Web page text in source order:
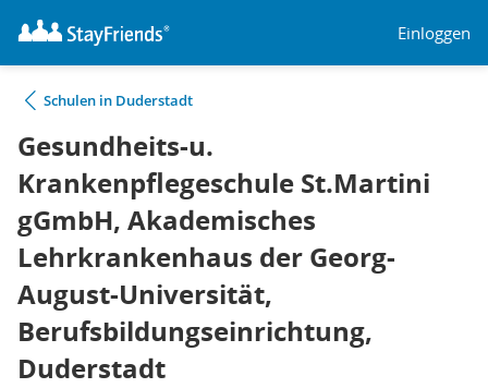
Einloggen
Schulen in Duderstadt
Gesundheits-u.
Krankenpflegeschule St.Martini
gGmbH, Akademisches
Lehrkrankenhaus der Georg-
August-Universität,
Berufsbildungseinrichtung,
Duderstadt